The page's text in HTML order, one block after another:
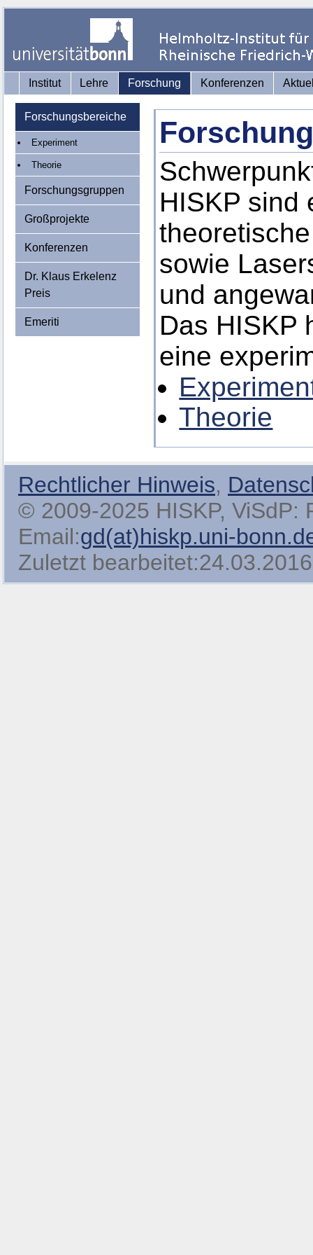
Institut Lehre Forschung Konferenzen
Forschungsbereiche
Experiment
Theorie
Forschungsgruppen
Großprojekte
Konferenzen
Dr. Klaus Erkelenz
Preis
Emeriti
HISKP sind
sowie
und
Das HISKP
eine
Theorie
Rechtlicher Hinweis,
© 2009-2025 HISKP, ViSdP:
Email:gd(at)hiskp.uni-
Zuletzt